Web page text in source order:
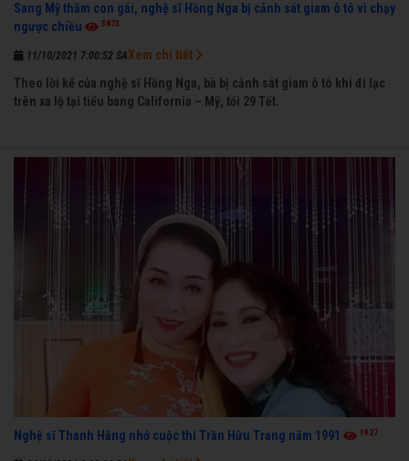
Sang Mỹ thăm con gái, nghệ sĩ Hồng Nga bị cảnh sát giam ô tô vì chạy
ngược chiều
3873
11/10/2021 7:00:52 SA
Theo lời kể của nghệ sĩ Hồng Nga, bà bị cảnh sát giam ô tô khi đi lạc
trên xa lộ tại tiểu bang California – Mỹ, tối 29 Tết.
Xem chi tiết
Nghệ sĩ Thanh Hằng nhớ cuộc thi Trần Hữu Trang năm 1991 1927